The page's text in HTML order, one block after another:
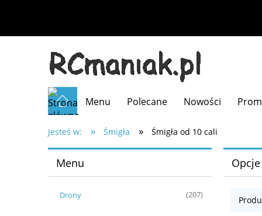
Menu Polecane Nowości
Jesteś w: » Śmigła » Śmigła od 10 cali
Menu
Drony (207)